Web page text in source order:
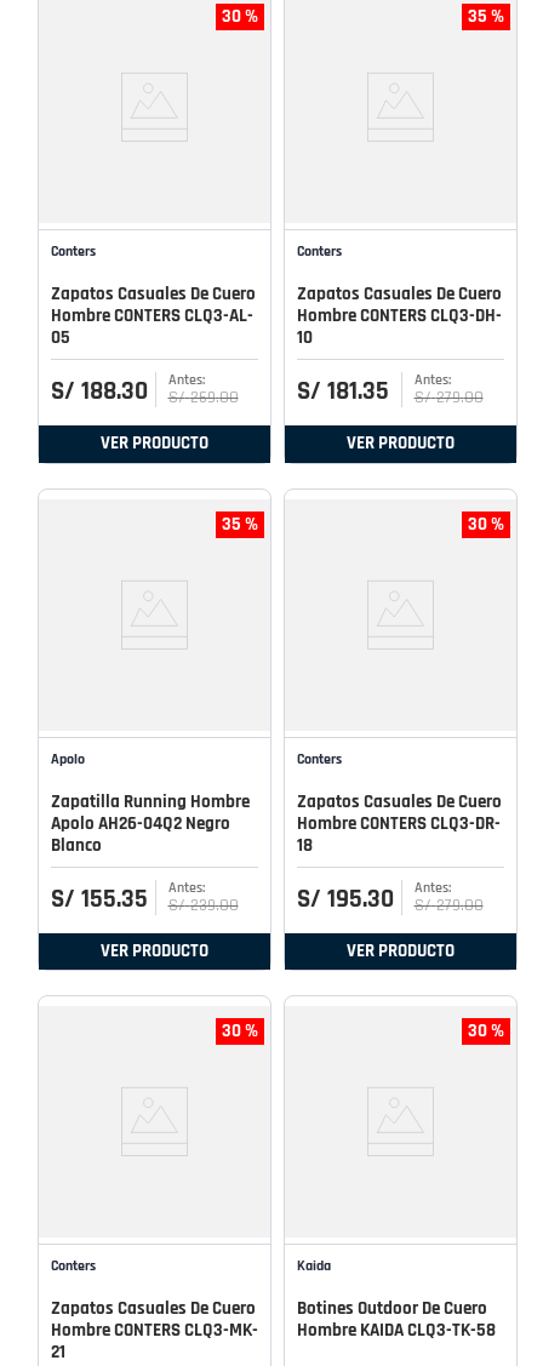
30 %
Conters
Zapatos Casuales De Cuero
Hombre CONTERS CLQ3-AL-
05
S/ 188.30 S/ 269.00
VER PRODUCTO
35 %
Conters
Zapatos Casuales De Cuero
Hombre CONTERS CLQ3-DH-
10
S/ 181.35 S/ 279.00
VER PRODUCTO
35 %
Apolo
Zapatilla Running Hombre
Apolo AH26-04Q2 Negro
Blanco
S/ 155.35 S/ 239.00
VER PRODUCTO
30 %
Conters
Zapatos Casuales De Cuero
Hombre CONTERS CLQ3-DR-
18
S/ 195.30 S/ 279.00
VER PRODUCTO
30 %
Conters
Zapatos Casuales De Cuero
Hombre CONTERS CLQ3-MK-
21
30 %
Kaida
Botines Outdoor De Cuero
Hombre KAIDA CLQ3-TK-58